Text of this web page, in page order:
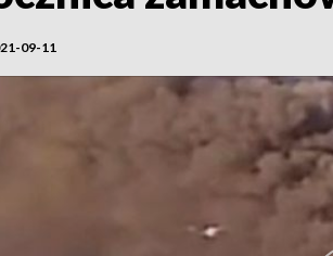
09-11